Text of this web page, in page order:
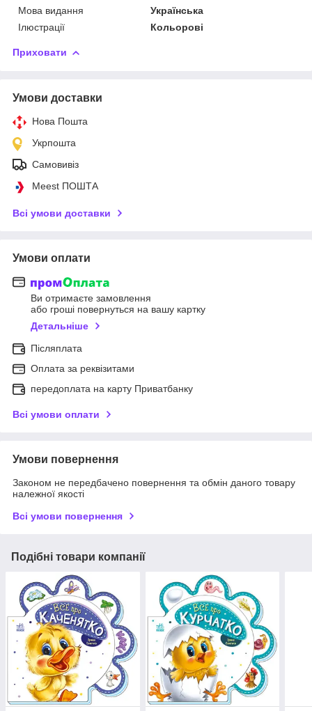
Мова видання
Українська
Ілюстрації
Кольорові
Приховати
Умови доставки
Нова Пошта
Укрпошта
Самовивіз
Meest ПОШТА
Всі умови доставки
Умови оплати
Ви отримаєте замовлення
або гроші повернуться на вашу картку
Детальніше
Післяплата
Оплата за реквізитами
передоплата на карту Приватбанку
Всі умови оплати
Умови повернення
Законом не передбачено повернення та обмін даного товару
належної якості
Всі умови повернення
Подібні товари компанії